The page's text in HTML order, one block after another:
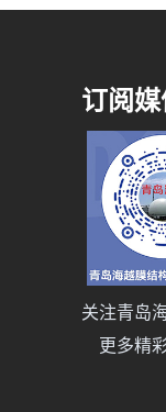
订阅
关注青岛
更多精